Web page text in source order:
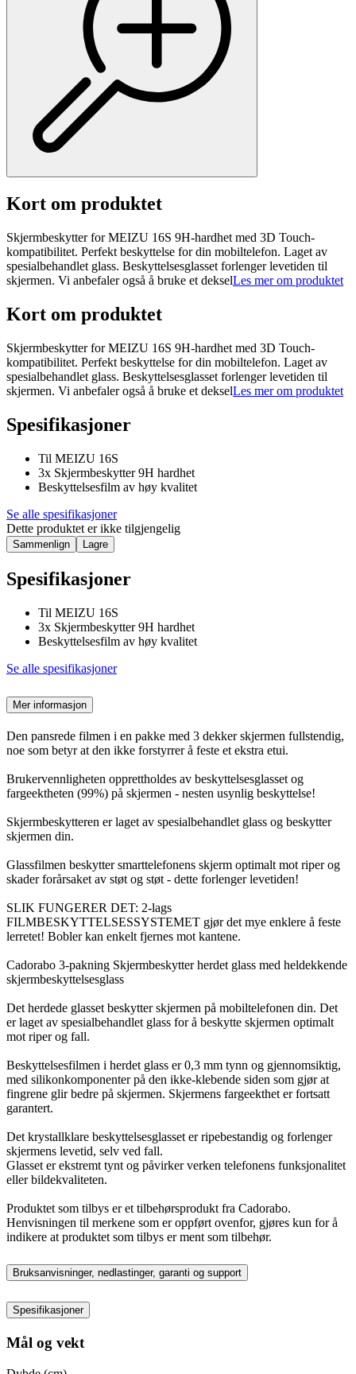
Kort om produktet
Skjermbeskytter for MEIZU 16S 9H-hardhet med 3D Touch-
kompatibilitet. Perfekt beskyttelse for din mobiltelefon. Laget av
spesialbehandlet glass. Beskyttelsesglasset forlenger levetiden til
skjermen. Vi anbefaler også å bruke et dekselLes mer om produktet
Kort om produktet
Skjermbeskytter for MEIZU 16S 9H-hardhet med 3D Touch-
kompatibilitet. Perfekt beskyttelse for din mobiltelefon. Laget av
spesialbehandlet glass. Beskyttelsesglasset forlenger levetiden til
skjermen. Vi anbefaler også å bruke et dekselLes mer om produktet
Spesifikasjoner
Til MEIZU 16S
3x Skjermbeskytter 9H hardhet
Beskyttelsesfilm av høy kvalitet
Se alle spesifikasjoner
Dette produktet er ikke tilgjengelig
Sammenlign Lagre
Spesifikasjoner
Til MEIZU 16S
3x Skjermbeskytter 9H hardhet
Beskyttelsesfilm av høy kvalitet
Se alle spesifikasjoner
Mer informasjon
Den pansrede filmen i en pakke med 3 dekker skjermen fullstendig,
noe som betyr at den ikke forstyrrer å feste et ekstra etui.
Brukervennligheten opprettholdes av beskyttelsesglasset og
fargeektheten (99%) på skjermen - nesten usynlig beskyttelse!
Skjermbeskytteren er laget av spesialbehandlet glass og beskytter
skjermen din.
Glassfilmen beskytter smarttelefonens skjerm optimalt mot riper og
skader forårsaket av støt og støt - dette forlenger levetiden!
SLIK FUNGERER DET: 2-lags
FILMBESKYTTELSESSYSTEMET gjør det mye enklere å feste
lerretet! Bobler kan enkelt fjernes mot kantene.
Cadorabo 3-pakning Skjermbeskytter herdet glass med heldekkende
skjermbeskyttelsesglass
Det herdede glasset beskytter skjermen på mobiltelefonen din. Det
er laget av spesialbehandlet glass for å beskytte skjermen optimalt
mot riper og fall.
Beskyttelsesfilmen i herdet glass er 0,3 mm tynn og gjennomsiktig,
med silikonkomponenter på den ikke-klebende siden som gjør at
fingrene glir bedre på skjermen. Skjermens fargeekthet er fortsatt
garantert.
Det krystallklare beskyttelsesglasset er ripebestandig og forlenger
skjermens levetid, selv ved fall.
Glasset er ekstremt tynt og påvirker verken telefonens funksjonalitet
eller bildekvaliteten.
Produktet som tilbys er et tilbehørsprodukt fra Cadorabo.
Henvisningen til merkene som er oppført ovenfor, gjøres kun for å
indikere at produktet som tilbys er ment som tilbehør.
Bruksanvisninger, nedlastinger, garanti og support
Spesifikasjoner
Mål og vekt